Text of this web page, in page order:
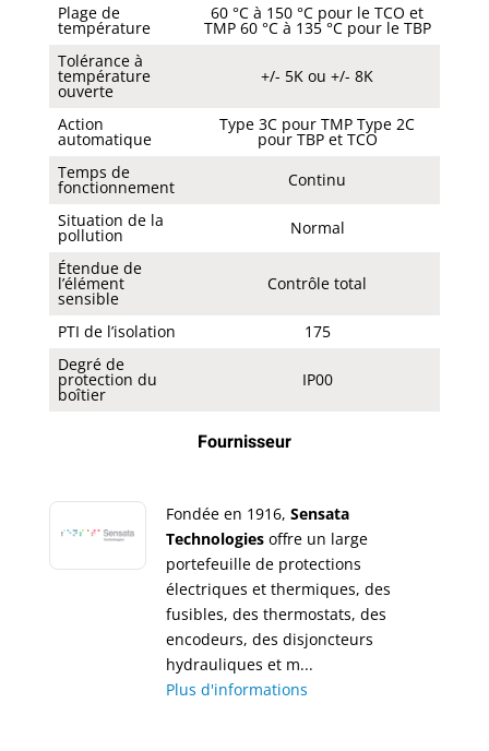
Plage de
température
60 °C à 150 °C pour le TCO et
TMP 60 °C à 135 °C pour le TBP
Tolérance à
température
ouverte
+/- 5K ou +/- 8K
Action
automatique
Type 3C pour TMP Type 2C
pour TBP et TCO
Temps de
fonctionnement
Continu
Situation de la
pollution
Normal
Étendue de
l’élément
sensible
Contrôle total
PTI de l’isolation
175
Degré de
protection du
boîtier
IP00
Fournisseur
Fondée en 1916, Sensata
Technologies offre un large
portefeuille de protections
électriques et thermiques, des
fusibles, des thermostats, des
encodeurs, des disjoncteurs
hydrauliques et m...
Plus d'informations